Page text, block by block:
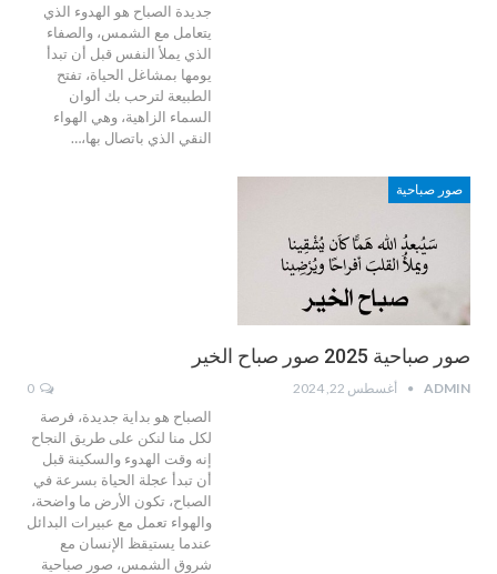
جديدة الصباح هو الهدوء الذي
يتعامل مع الشمس، والصفاء
الذي يملأ النفس قبل أن تبدأ
يومها بمشاغل الحياة، تفتح
الطبيعة لترحب بك ألوان
السماء الزاهية، وهي الهواء
النقي الذي باتصال بها،…
صور صباحية
صور صباحية 2025 صور صباح الخير
ADMIN أغسطس 22, 2024
الصباح هو بداية جديدة، فرصة
لكل منا لنكن على طريق النجاح
إنه وقت الهدوء والسكينة قبل
أن تبدأ عجلة الحياة بسرعة في
الصباح، تكون الأرض ما واضحة،
والهواء تعمل مع عبيرات البدائل
عندما يستيقظ الإنسان مع
شروق الشمس، صور صباحية